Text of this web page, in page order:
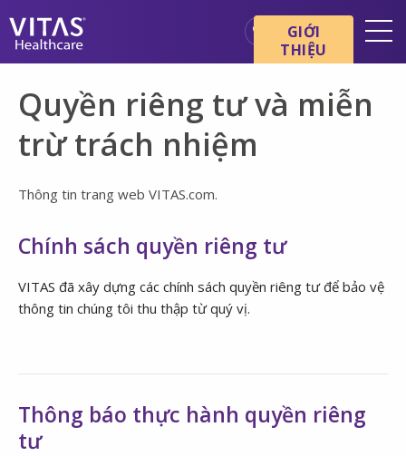
Cơ bản về chăm sóc cuối đời
Dịch vụ
Chuyên gia chăm sóc sức
khỏe
Gia đình và người chăm sóc
GIỚI
THIỆU
Quyền riêng tư và miễn
trừ trách nhiệm
Thông tin trang web VITAS.com.
Chính sách quyền riêng tư
VITAS đã xây dựng các chính sách quyền riêng tư để bảo vệ
thông tin chúng tôi thu thập từ quý vị.
Thông báo thực hành quyền riêng
tư